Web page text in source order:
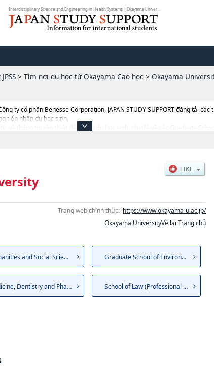
> Tìm nơi du học từ Okayama Cao học > Okayama
ty cổ phần Benesse Corporation, JAPAN STUDY SUPPORT đăng tải
tiếp nhận du học sinh.
và thông tin cần thiết dành cho du học sinh, như là về các Graduate
Trang web chính thức: https://www.okayama-u.ac.jp/
Okayama UniversityVề lại Trang chủ
Humanities and Social Sciences Graduate School of Environmen...
Medicine, Dentistry and Pharm... School of Law (Professional D...